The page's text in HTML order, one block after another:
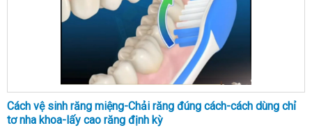
Cách vệ sinh răng miệng-Chải răng đúng cách-cách dùng chỉ
tơ nha khoa-lấy cao răng định kỳ